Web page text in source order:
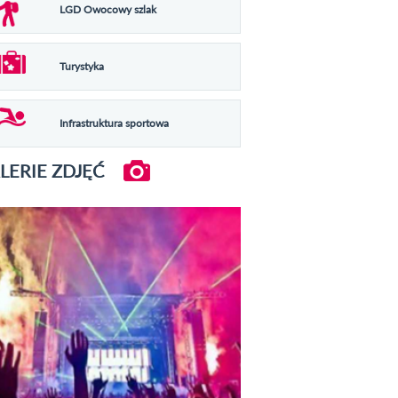
LGD Owocowy szlak
Turystyka
Infrastruktura sportowa
ZDJĘĆ